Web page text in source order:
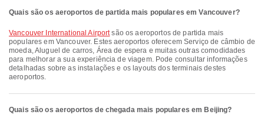
Quais são os aeroportos de partida mais populares em Vancouver?
Vancouver International Airportsão os aeroportos de partida mais
populares em Vancouver. Estes aeroportos oferecem Serviço de câmbio de
moeda, Aluguel de carros, Área de espera e muitas outras comodidades
para melhorar a sua experiência de viagem. Pode consultar informações
detalhadas sobre as instalações e os layouts dos terminais destes
aeroportos.
Quais são os aeroportos de chegada mais populares em Beijing?